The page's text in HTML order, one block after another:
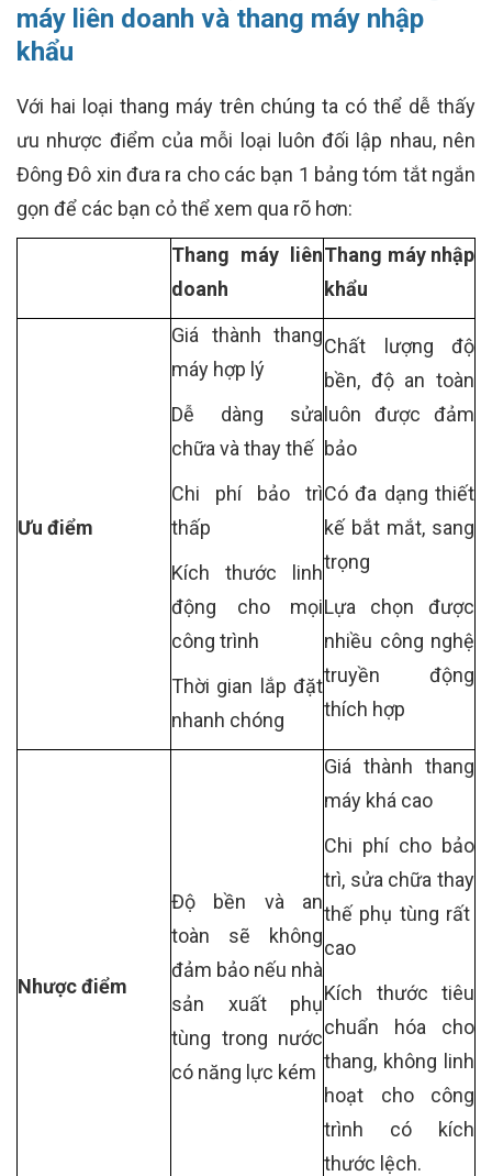
máy liên doanh và thang máy nhập
khẩu
Với hai loại thang máy trên chúng ta có thể dễ thấy
ưu nhược điểm của mỗi loại luôn đối lập nhau, nên
Đông Đô xin đưa ra cho các bạn 1 bảng tóm tắt ngắn
gọn để các bạn cỏ thể xem qua rõ hơn:
Thang máy liên
doanh
Thang máy nhập
khẩu
Ưu điểm
Giá thành thang
máy hợp lý
Dễ dàng sửa
chữa và thay thế
Chi phí bảo trì
thấp
Kích thước linh
động cho mọi
công trình
Thời gian lắp đặt
nhanh chóng
Chất lượng độ
bền, độ an toàn
luôn được đảm
bảo
Có đa dạng thiết
kế bắt mắt, sang
trọng
Lựa chọn được
nhiều công nghệ
truyền động
thích hợp
Nhược điểm
Độ bền và an
toàn sẽ không
đảm bảo nếu nhà
sản xuất phụ
tùng trong nước
có năng lực kém
Giá thành thang
máy khá cao
Chi phí cho bảo
trì, sửa chữa thay
thế phụ tùng rất
cao
Kích thước tiêu
chuẩn hóa cho
thang, không linh
hoạt cho công
trình có kích
thước lệch.